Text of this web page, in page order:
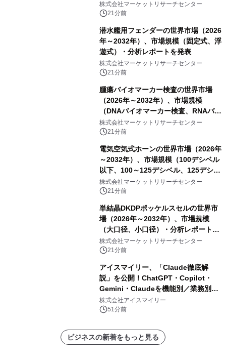
ハイドロキノンクリーム）・分析レポ
ートを発表
株式会社マーケットリサーチセンター
21分前
潜水艦用フェンダーの世界市場（2026
年～2032年）、市場規模（固定式、浮
遊式）・分析レポートを発表
株式会社マーケットリサーチセンター
21分前
腫瘍バイオマーカー検査の世界市場
（2026年～2032年）、市場規模
（DNAバイオマーカー検査、RNAバイ
オマーカー検査、タンパク質バイオマ
ーカー検査、細胞ベースのバイオマー
査）・分析レポートを発表
株式会社マーケットリサーチセンター
21分前
電気空気式ホーンの世界市場（2026年
～2032年）、市場規模（100デシベル
以下、100～125デシベル、125デシベ
ル以上）・分析レポートを発表
株式会社マーケットリサーチセンター
21分前
単結晶DKDPポッケルスセルの世界市
場（2026年～2032年）、市場規模
（大口径、小口径）・分析レポートを
発表
株式会社マーケットリサーチセンター
21分前
アイスマイリー、「Claude徹底解
説」を公開！ChatGPT・Copilot・
Gemini・Claudeを機能別／業務別に
比較―自社に合う生成AIの選び方がわ
かる実践ガイド
株式会社アイスマイリー
51分前
ビジネスの新着をもっと見る